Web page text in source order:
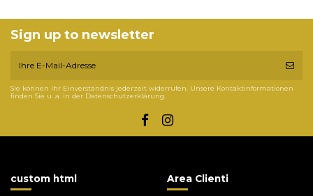
Sign up to newsletter
Sie können Ihr Einverständnis jederzeit widerrufen. Unsere Kontaktinformationen
finden Sie u. a. in der Datenschutzerklärung.
custom html Area Clienti